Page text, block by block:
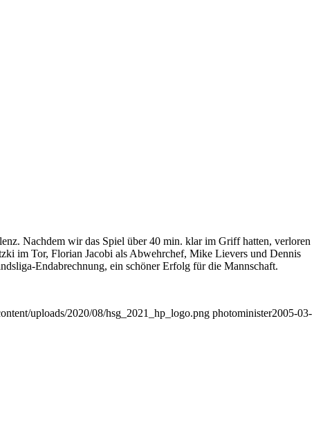
Nachdem wir das Spiel über 40 min. klar im Griff hatten, verloren
im Tor, Florian Jacobi als Abwehrchef, Mike Lievers und Dennis
Endabrechnung, ein schöner Erfolg für die Mannschaft.
uploads/2020/08/hsg_2021_hp_logo.png photominister2005-03-